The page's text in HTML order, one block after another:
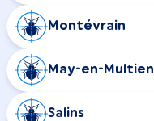
Montévrain
May-en-Multien
Salins